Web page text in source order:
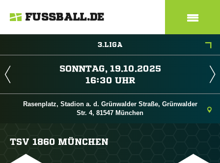
FUSSBALL.DE
3.LIGA
 
 
Rasenplatz, Stadion a. d. Grünwalder Straße, Grünwalder
Str. 4, 81547 München
TSV 1860 MÜNCHEN